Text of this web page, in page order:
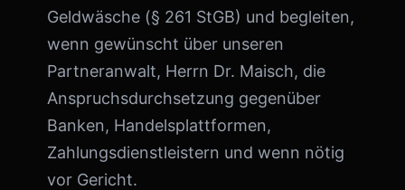
Geldwäsche (§ 261 StGB) und begleiten,
wenn gewünscht über unseren
Partneranwalt, Herrn Dr. Maisch, die
Anspruchsdurchsetzung gegenüber
Banken, Handelsplattformen,
Zahlungsdienstleistern und wenn nötig
vor Gericht.